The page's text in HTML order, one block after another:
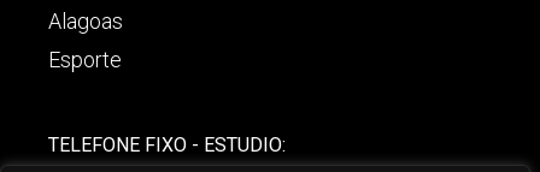
Alagoas
Esporte
TELEFONE FIXO - ESTUDIO: